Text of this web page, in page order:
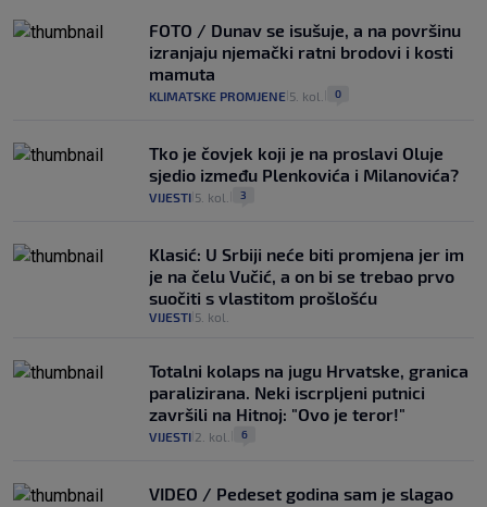
FOTO / Dunav se isušuje, a na površinu
izranjaju njemački ratni brodovi i kosti
mamuta
KLIMATSKE PROMJENE 5. kol. 0
Tko je čovjek koji je na proslavi Oluje
sjedio između Plenkovića i Milanovića?
VIJESTI 5. kol. 3
Klasić: U Srbiji neće biti promjena jer im
je na čelu Vučić, a on bi se trebao prvo
suočiti s vlastitom prošlošću
VIJESTI 5. kol.
Totalni kolaps na jugu Hrvatske, granica
paralizirana. Neki iscrpljeni putnici
završili na Hitnoj: "Ovo je teror!"
VIJESTI 2. kol. 6
VIDEO / Pedeset godina sam je slagao